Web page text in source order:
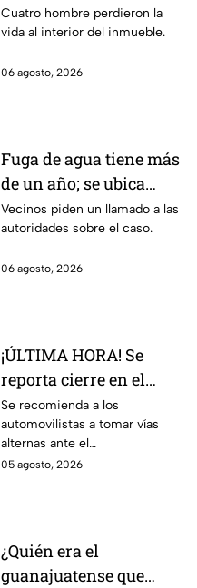
zona tras una fuerte
3xplosión una pensión
Cuatro hombre perdieron la
vida al interior del inmueble.
06 agosto, 2026
Fuga de agua tiene más
de un año; se ubica
rumbo a la salida a
Cuerámaro
Vecinos piden un llamado a las
autoridades sobre el caso.
06 agosto, 2026
¡ÚLTIMA HORA! Se
reporta cierre en el
Distribuidor Juan
Pablo II en León; esto
sabemos
Se recomienda a los
automovilistas a tomar vías
alternas ante el
congestionamiento que se
05 agosto, 2026
¿Quién era el
guanajuatense que